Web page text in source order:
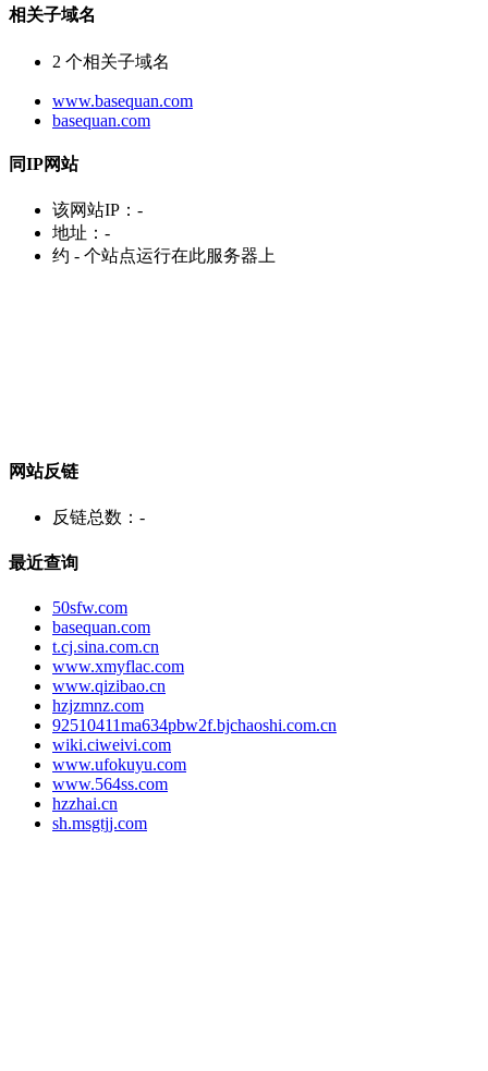
相关子域名
2 个相关子域名
www.basequan.com
basequan.com
同IP网站
该网站IP： -
地址： -
约 - 个站点运行在此服务器上
网站反链
反链总数： -
最近查询
50sfw.com
basequan.com
t.cj.sina.com.cn
www.xmyflac.com
www.qizibao.cn
hzjzmnz.com
92510411ma634pbw2f.bjchaoshi.com.cn
wiki.ciweivi.com
www.ufokuyu.com
www.564ss.com
hzzhai.cn
sh.msgtjj.com